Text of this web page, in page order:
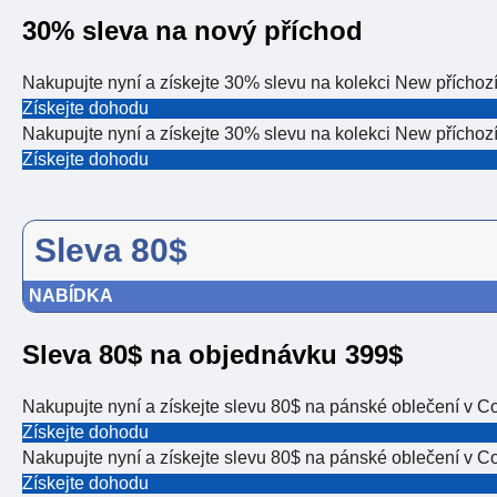
30% sleva na nový příchod
Nakupujte nyní a získejte 30% slevu na kolekci New
Získejte dohodu
Nakupujte nyní a získejte 30% slevu na kolekci New
Získejte dohodu
Sleva 80$
NABÍDKA
Sleva 80$ na objednávku 399$
Nakupujte nyní a získejte slevu 80$ na pánské oblečení v
Získejte dohodu
Nakupujte nyní a získejte slevu 80$ na pánské oblečení v
Získejte dohodu